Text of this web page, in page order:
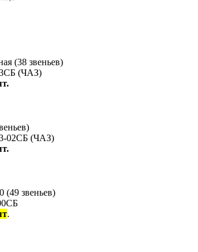
(38 звеньев)
(ЧАЗ)
02СБ (ЧАЗ)
(49 звеньев)
.